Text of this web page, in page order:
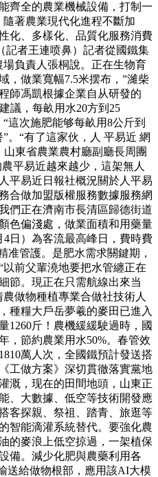
齊全的農業機械設備，打制一
著農業現代化進程不斷加
化、多樣化、品質化服務消費
記者王連喷鼻）記者從國鐵集
負責人張桐說。正在生物育
，做業寬幅7.5米摆布，”濰柴
師馮凱根據企業自从研發的
議，每畝用水20方到25
這次施肥能够每畝用8公斤到
。“有了這家伙，人 平易近 網
山東省農業農村廳副廳長周團
平易近越來越少，這架無人
平易近日報社概況關於人平易
合做加盟版權服務數據服務網
們正在濟南市長清區歸德街道
色偏淺處，做業面積和用藥量
日）為客流最高峰日，費時費
准管護。是肥水需求關鍵期，
前父輩澆地要把水管纏正在
節。現正在只需航線出來当
做物種植專業合做社技術人
種糧大戶岳夢羲的麥田已進入
1260斤！農機緩緩駛過時，國
，節約農業用水50%。春管效
萬人次，全國鐵預計發送搭
工做方案》深切貫徹落實黨地
溉，现在的田間地頭，山東正
、大數據、低空等技術開發應
客探親、祭祖、踏青、旅逛等
智能滴灌系統替代。要強化農
的麥浪上低空掠過，一架植保
備。減少化肥與農藥利用各
送給做物根部，應用該AI大模